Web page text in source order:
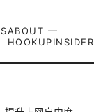
ABOUT —